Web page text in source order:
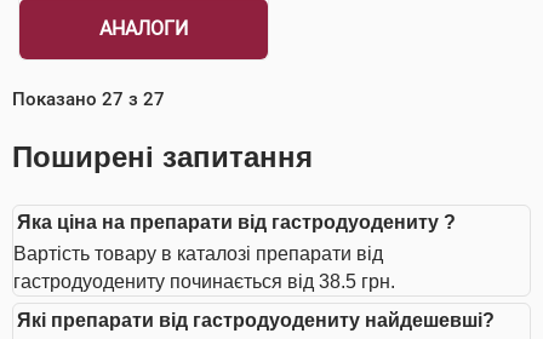
АНАЛОГИ
Показано 27 з 27
Поширені запитання
Яка ціна на препарати від гастродуодениту ?
Вартість товару в каталозі препарати від
гастродуодениту починається від 38.5 грн.
Які препарати від гастродуодениту найдешевші?